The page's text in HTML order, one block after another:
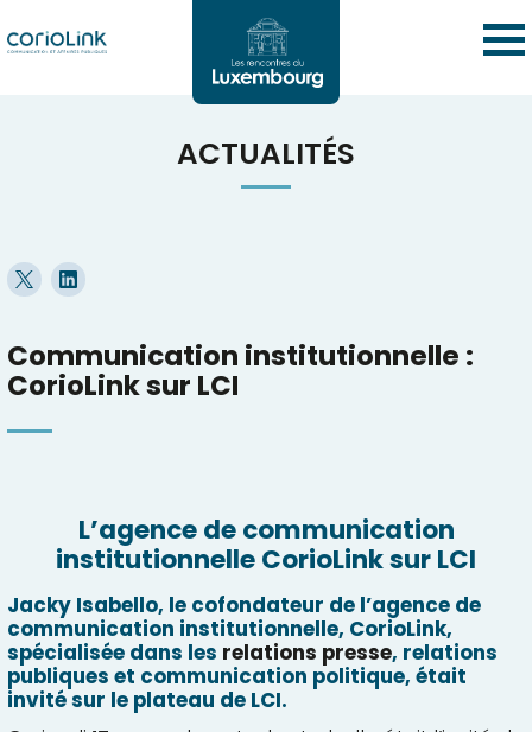
ACTUALITÉS
Communication institutionnelle :
CorioLink sur LCI
L’agence de communication
institutionnelle CorioLink sur LCI
Jacky Isabello, le cofondateur de l’agence de
communication institutionnelle, CorioLink,
spécialisée dans les relations presse, relations
publiques et communication politique, était
invité sur le plateau de LCI.